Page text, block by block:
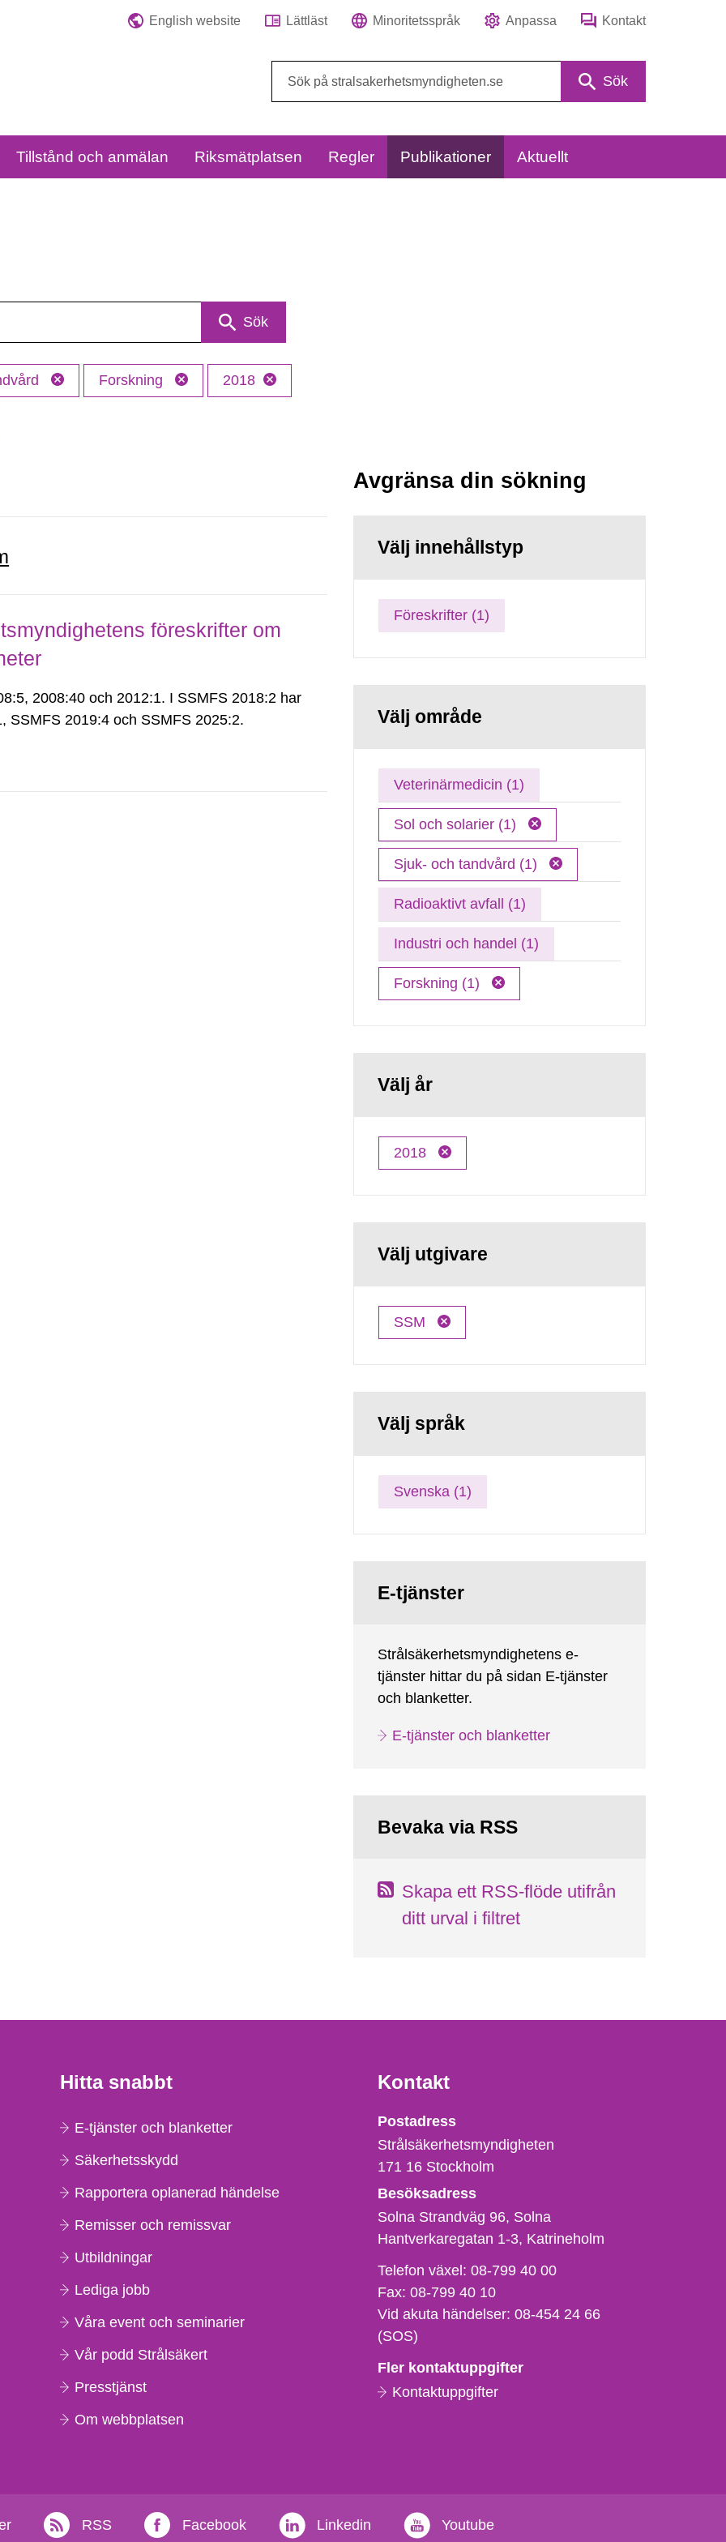
English website Lättläst Minoritetsspråk Anpassa Kontakt
Sök
Tillstånd och anmälan Riksmätplatsen Regler Publikationer Aktuellt
Sök
Forskning 2018
föreskrifter om
2008:40 och 2012:1. I SSMFS 2018:2 har
SSMFS 2019:4 och SSMFS 2025:2.
Avgränsa din sökning
Välj innehållstyp
Föreskrifter (1)
Välj område
Veterinärmedicin (1)
Sol och solarier (1)
Sjuk- och tandvård (1)
Radioaktivt avfall (1)
Industri och handel (1)
Forskning (1)
Välj år
2018
Välj utgivare
SSM
Välj språk
Svenska (1)
E-tjänster
Strålsäkerhetsmyndighetens e-
tjänster hittar du på sidan E-tjänster
och blanketter.
E-tjänster och blanketter
Bevaka via RSS
Skapa ett RSS-flöde utifrån
ditt urval i filtret
Hitta snabbt
E-tjänster och blanketter
Säkerhetsskydd
Rapportera oplanerad händelse
Remisser och remissvar
Utbildningar
Lediga jobb
Våra event och seminarier
Vår podd Strålsäkert
Presstjänst
Om webbplatsen
Kontakt
Strålsäkerhetsmyndigheten
Postadress
Strålsäkerhetsmyndigheten
171 16 Stockholm
Besöksadress
Solna Strandväg 96, Solna
Hantverkaregatan 1-3 Katrineholm
Telefon,
fax
och
e-
Telefon växel:08-799 40 00
Fax:08-799 40 10
Vid akuta händelser:08-454 24 66
(SOS)
Fler kontaktuppgifter
Kontaktuppgifter
RSS Facebook Linkedin Youtube